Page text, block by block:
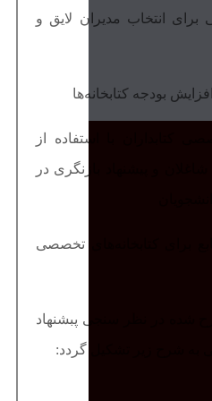
برای انتخاب مدیران لایق و
کتابداران با استفاده از
و پیشنهاد بازنگری در
برای کتابخانه‌های تخصصی
شده در نظر سنجی پبشنهاد
به شرح زیر تشکیل گردد: